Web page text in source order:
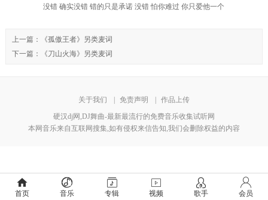
没错 确实没错 错的只是承诺 没错 怕你难过 你只爱他一个
上一篇：
《孤傲王者》另类麦词
下一篇：
《刀山火海》另类麦词
关于我们 免责声明
作品上传
硬汉dj网,DJ舞曲-最新最流行的免费音乐收集试听网
本网音乐来自互联网搜集,如有侵权来信告知,我们会删除权益的内容
首页 音乐 专辑 视频 歌手 会员